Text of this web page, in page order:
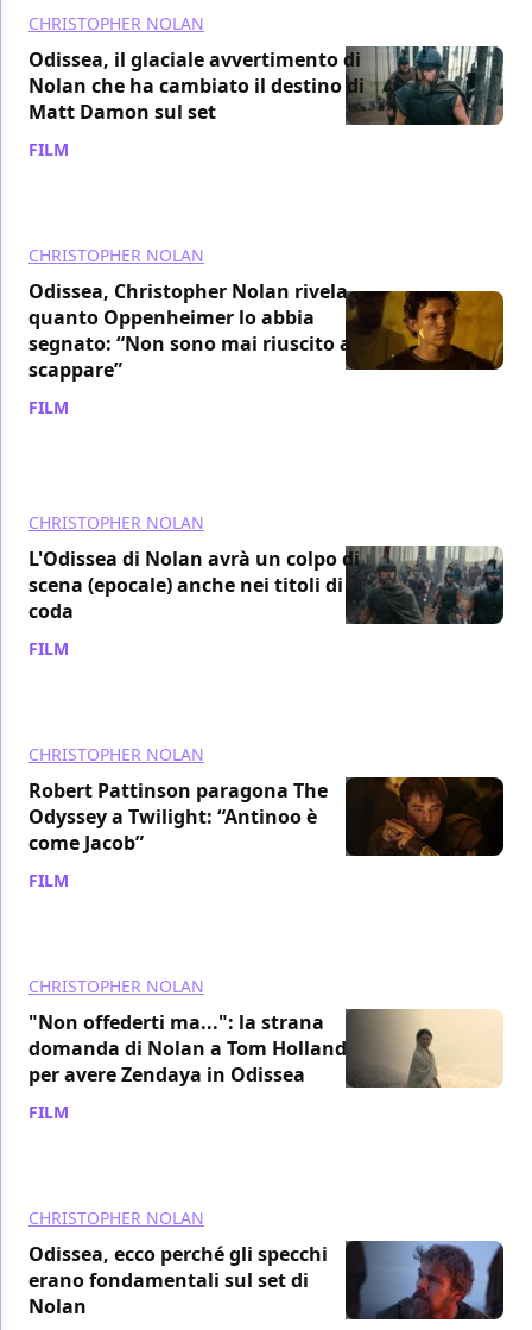
CHRISTOPHER NOLAN
Odissea, il glaciale avvertimento di
Nolan che ha cambiato il destino di
Matt Damon sul set
FILM
CHRISTOPHER NOLAN
Odissea, Christopher Nolan rivela
quanto Oppenheimer lo abbia
segnato: “Non sono mai riuscito a
scappare”
FILM
CHRISTOPHER NOLAN
L'Odissea di Nolan avrà un colpo di
scena (epocale) anche nei titoli di
coda
FILM
CHRISTOPHER NOLAN
Robert Pattinson paragona The
Odyssey a Twilight: “Antinoo è
come Jacob”
FILM
CHRISTOPHER NOLAN
"Non offederti ma...": la strana
domanda di Nolan a Tom Holland
per avere Zendaya in Odissea
FILM
CHRISTOPHER NOLAN
Odissea, ecco perché gli specchi
erano fondamentali sul set di
Nolan